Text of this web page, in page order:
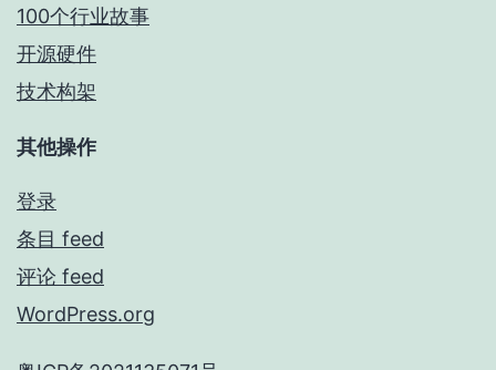
100个行业故事
开源硬件
技术构架
其他操作
登录
条目 feed
评论 feed
WordPress.org